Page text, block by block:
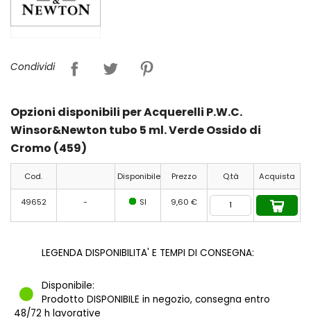
Condividi
Opzioni disponibili per Acquerelli P.W.C.
Winsor&Newton tubo 5 ml. Verde Ossido di
Cromo (459)
Cod. Disponibile Prezzo Q.tà Acquista
49652 - SI 9,60 €
LEGENDA DISPONIBILITA' E TEMPI DI CONSEGNA:
Disponibile:
Prodotto DISPONIBILE in negozio, consegna entro
48/72 h lavorative